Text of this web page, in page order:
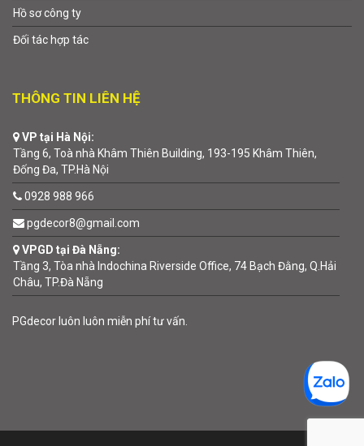
Hồ sơ công ty
Đối tác hợp tác
THÔNG TIN LIÊN HỆ
VP tại Hà Nội:
Tầng 6, Toà nhà Khâm Thiên Building, 193-195 Khâm Thiên,
Đống Đa, TP.Hà Nội
0928 988 966
pgdecor8@gmail.com
VPGD tại Đà Nẵng:
Tầng 3, Tòa nhà Indochina Riverside Office, 74 Bạch Đằng, Q.Hải
Châu, TP.Đà Nẵng
PGdecor luôn luôn miễn phí tư vấn.